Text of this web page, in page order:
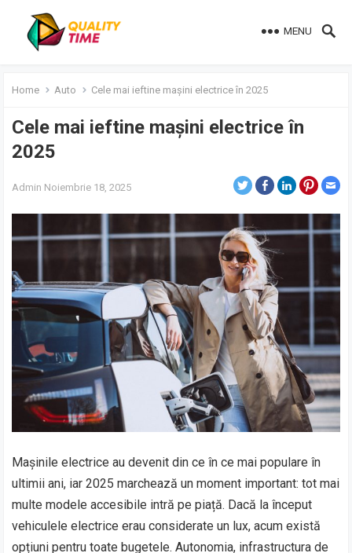
MENU
Home Auto Cele mai ieftine mașini electrice în 2025
Cele mai ieftine mașini electrice în
2025
Admin Noiembrie 18, 2025
Mașinile electrice au devenit din ce în ce mai populare în
ultimii ani, iar 2025 marchează un moment important: tot mai
multe modele accesibile intră pe piață. Dacă la început
vehiculele electrice erau considerate un lux, acum există
opțiuni pentru toate bugetele. Autonomia, infrastructura de